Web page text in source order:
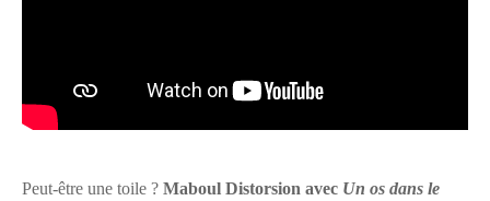
Peut-être une toile ? Maboul Distorsion avec Un os dans le